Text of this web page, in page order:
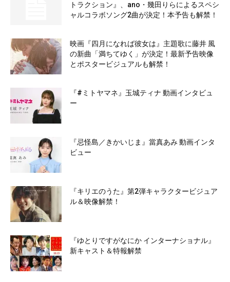
トラクション』、ano・幾田りらによるスペシ
ャルコラボソング2曲が決定！本予告も解禁！
映画『四月になれば彼女は』主題歌に藤井 風
の新曲「満ちてゆく」が決定！最新予告映像
とポスタービジュアルも解禁！
『#ミトヤマネ』玉城ティナ 動画インタビュ
ー
『忌怪島／きかいじま』當真あみ 動画インタ
ビュー
『キリエのうた』第2弾キャラクタービジュア
ル＆映像解禁！
『ゆとりですがなにか インターナショナル』
新キャスト＆特報解禁